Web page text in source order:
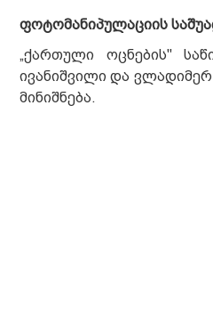
ფოტომანიპულაციის
„ქართული ოცნების"
ივანიშვილი და
მინიშნება.